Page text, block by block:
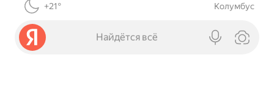
+21° Колумбус
Найдётся всё